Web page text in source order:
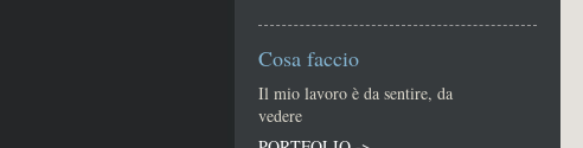
Cosa faccio
Il mio lavoro è da sentire, da
vedere